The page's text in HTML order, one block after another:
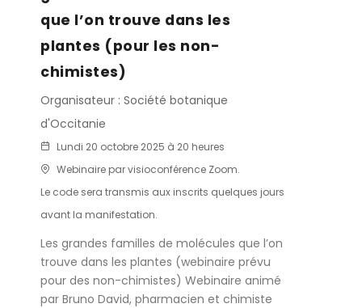
que l’on trouve dans les
plantes (pour les non-
chimistes)
Organisateur : Société botanique
d'Occitanie
Lundi 20 octobre 2025 à 20 heures
Webinaire par visioconférence Zoom.
Le code sera transmis aux inscrits quelques jours
avant la manifestation.
Les grandes familles de molécules que l’on
trouve dans les plantes (webinaire prévu
pour des non-chimistes) Webinaire animé
par Bruno David, pharmacien et chimiste